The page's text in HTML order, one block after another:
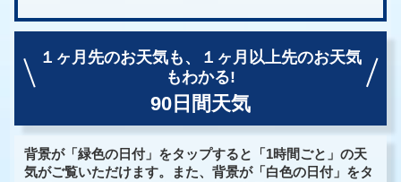
１ヶ月先のお天気も、
１ヶ月以上先のお天気
もわかる!
90日間天気
背景が「緑色の日付」をタップすると「1時間ごと」の天
気がご覧いただけます。また、背景が「白色の日付」をタ